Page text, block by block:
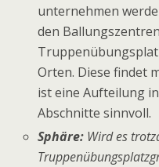
unternehmen
den
Orten. Diese findet
ist eine Aufteilung
Abschnitte sinnvoll.
Sphäre: Wird es